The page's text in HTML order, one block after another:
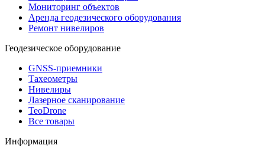
Мониторинг объектов
Аренда геодезического оборудования
Ремонт нивелиров
Геодезическое оборудование
GNSS-приемники
Тахеометры
Нивелиры
Лазерное сканирование
TeoDrone
Все товары
Информация